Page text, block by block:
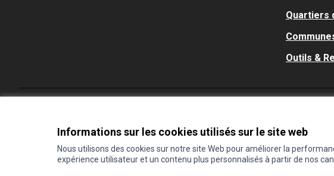
Informations sur les cookies utilisés sur le site web
Nous utilisons des cookies sur notre site Web pour améliorer la
expérience utilisateur et un contenu plus personnalisés à partir de nos
Quartiers
Outils &